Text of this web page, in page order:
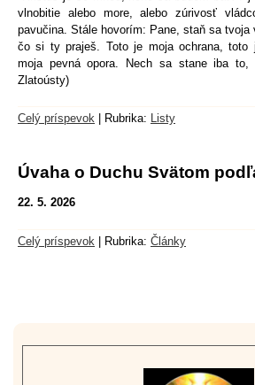
vlnobitie alebo more, alebo zúrivosť
pavučina. Stále hovorím: Pane, staň sa
čo si ty praješ. Toto je moja ochrana, toto
moja pevná opora. Nech sa stane iba
Zlatoústy)
Celý príspevok Rubrika: Listy
Úvaha o Duchu Svätom
22. 5. 2026
Celý príspevok Rubrika: Články